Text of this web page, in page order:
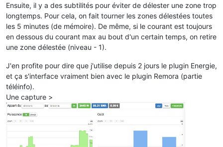
Ensuite, il y a des subtilités pour éviter de délester une zone trop
longtemps. Pour cela, on fait tourner les zones délestées toutes
les 5 minutes (de mémoire). De même, si le courant est toujours
en dessous du courant max au bout d'un certain temps, on retire
une zone délestée (niveau - 1).
J'en profite pour dire que j'utilise depuis 2 jours le plugin Energie,
et ça s'interface vraiment bien avec le plugin Remora (partie
téléinfo).
Une capture >